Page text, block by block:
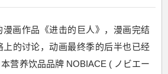
漫画作品《进击的巨人》，漫画完结
上的讨论，动画最终季的后半也已经
营养饮品品牌 NOBIACE ( ノビエー